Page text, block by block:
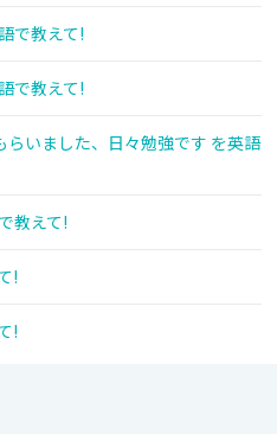
で教えて!
で教えて!
いました、日々勉強です を英語
教えて!
!
!